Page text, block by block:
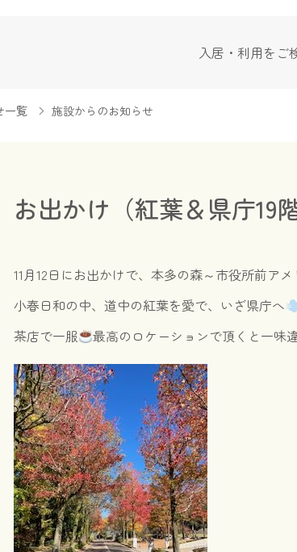
入居・利用をご
一覧 施設からのお知らせ
お出かけ（紅葉＆県庁19
11月12日にお出かけで、本多の森～市役所前ア
小春日和の中、道中の紅葉を愛で、いざ県庁へ
茶店で一服
最高のロケーションで頂くと一味